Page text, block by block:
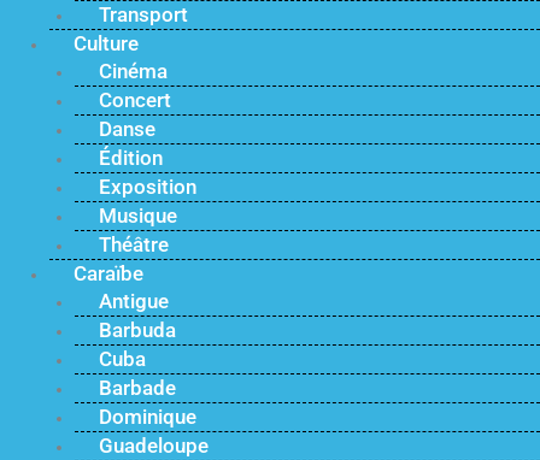
Transport
Culture
Cinéma
Concert
Danse
Édition
Exposition
Musique
Théâtre
Caraïbe
Antigue
Barbuda
Cuba
Barbade
Dominique
Guadeloupe